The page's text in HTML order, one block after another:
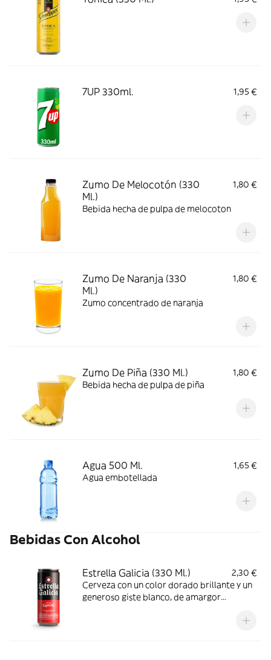
7UP 330ml. 1,95 €
Zumo De Melocotón (330
Ml.)
1,80 €
Bebida hecha de pulpa de melocoton
Zumo De Naranja (330
Ml.)
1,80 €
Zumo concentrado de naranja
Zumo De Piña (330 Ml.)
1,80 €
Bebida hecha de pulpa de piña
Agua 500 Ml.
1,65 €
Agua embotellada
Bebidas Con Alcohol
Estrella Galicia (330 Ml.)
2,30 €
Cerveza con un color dorado brillante y un
generoso giste blanco, de amargor